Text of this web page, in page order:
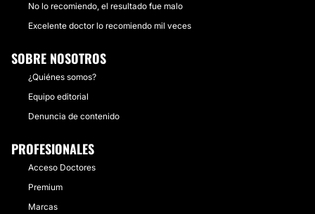
No lo recomiendo, el resultado fue malo
Excelente doctor lo recomiendo mil veces
SOBRE NOSOTROS
¿Quiénes somos?
Equipo editorial
Denuncia de contenido
PROFESIONALES
Acceso Doctores
Premium
Marcas